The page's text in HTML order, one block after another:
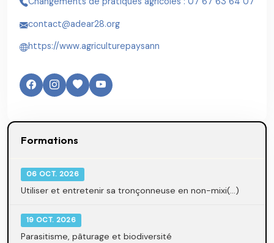
contact@adear28.org
https://www.agriculturepaysann
Formations
06 OCT. 2026
Utiliser et entretenir sa tronçonneuse en non-mixi(...)
19 OCT. 2026
Parasitisme, pâturage et biodiversité